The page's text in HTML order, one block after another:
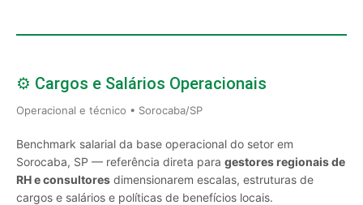
⚙️ Cargos e Salários Operacionais
Operacional e técnico • Sorocaba/SP
Benchmark salarial da base operacional do setor em
Sorocaba, SP — referência direta para gestores regionais de
RH e consultores dimensionarem escalas, estruturas de
cargos e salários e políticas de benefícios locais.